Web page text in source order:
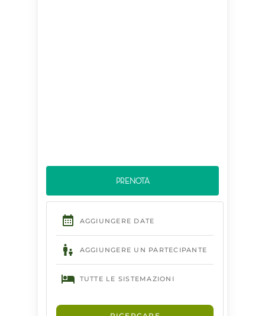
PRENOTA